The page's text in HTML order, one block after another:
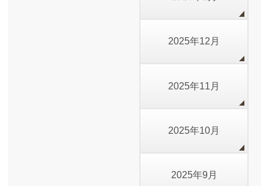
2025年12月
2025年11月
2025年10月
2025年9月